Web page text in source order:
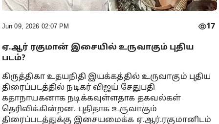
Jun 09, 2026 02:07 PM 17
ஏ.ஆர் ரகுமான் இசையில் உருவாகும் புதிய
படம்?
கிருத்திகா உதயநிதி இயக்கத்தில் உருவாகும் புதிய
திரைப்படத்தில் நடிகர் விஜய் சேதுபதி
கதாநாயகனாக நடிக்கவுள்ளதாக தகவல்கள்
தெரிவிக்கின்றன. புதிதாக உருவாகும்
திரைப்படத்துக்கு இசையமைக்க ஏ.ஆர்.ரகுமானிடம்